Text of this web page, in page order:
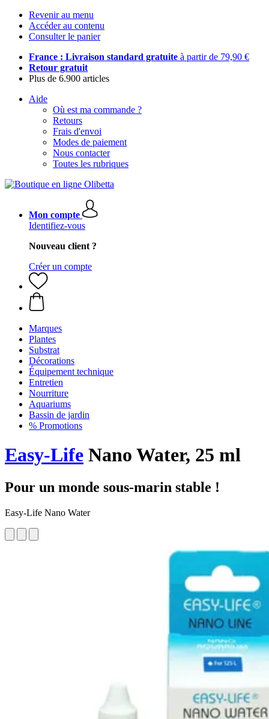
Revenir au menu
Accéder au contenu
Consulter le panier
France : Livraison standard gratuite à partir de 79,90 €
Retour gratuit
Plus de 6.900 articles
Aide
Où est ma commande ?
Retours
Frais d'envoi
Modes de paiement
Nous contacter
Toutes les rubriques
Mon compte
Identifiez-vous
Nouveau client ?
Créer un compte
Marques
Plantes
Substrat
Décorations
Équipement technique
Entretien
Nourriture
Aquariums
Bassin de jardin
% Promotions
Easy-Life Nano Water, 25 ml
Pour un monde sous-marin stable !
Easy-Life Nano Water